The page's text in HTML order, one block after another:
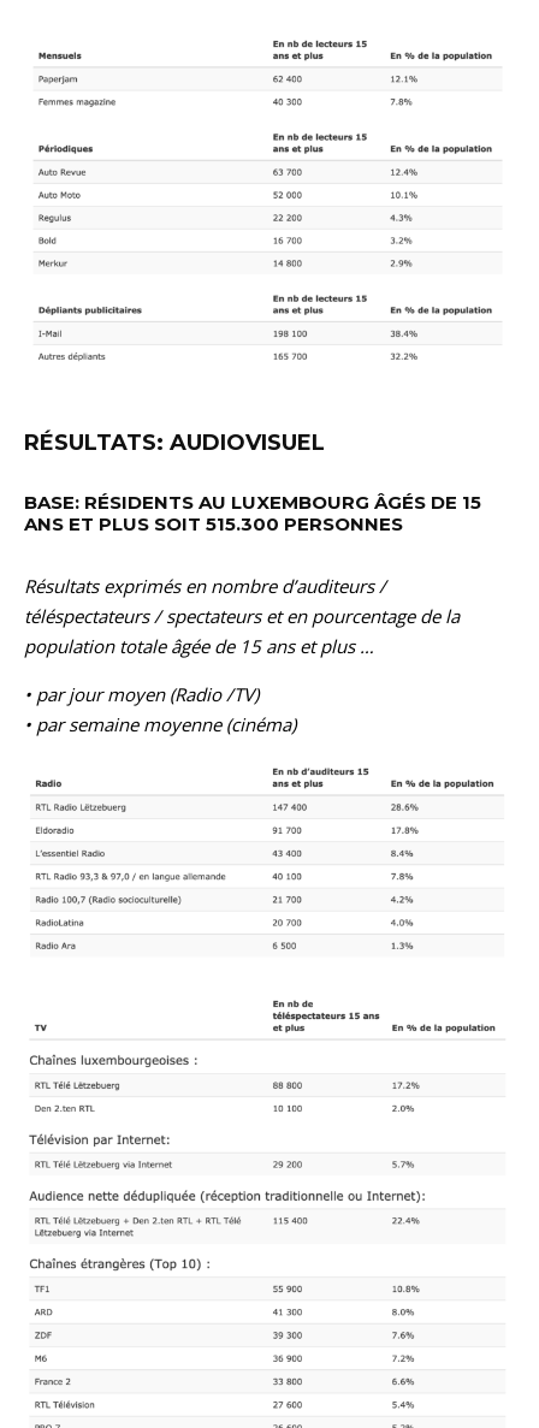
RÉSULTATS: AUDIOVISUEL
BASE: RÉSIDENTS AU LUXEMBOURG ÂGÉS DE 15
ANS ET PLUS SOIT 515.300 PERSONNES
Résultats exprimés en nombre d’auditeurs /
téléspectateurs / spectateurs et en pourcentage de la
population totale âgée de 15 ans et plus …
• par jour moyen (Radio /TV)
• par semaine moyenne (cinéma)